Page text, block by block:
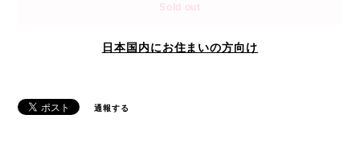
Sold out
日本国内にお住まいの方向け
通報する